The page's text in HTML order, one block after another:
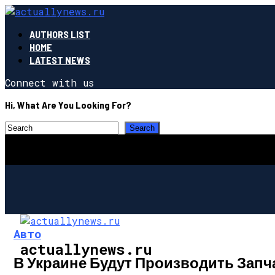
AUTHORS LIST
HOME
LATEST NEWS
Connect with us
Hi, What Are You Looking For?
actuallynews.ru
Авто
В Украине Будут Производить